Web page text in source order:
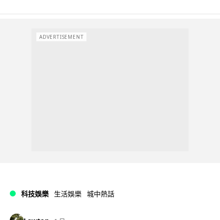
ADVERTISEMENT
科技娛樂 生活娛樂 城中熱話